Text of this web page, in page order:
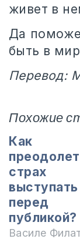
живет в
Да
быть в
Перевод:
Похожие
Как
страх
выступать
перед
публикой?
Василе